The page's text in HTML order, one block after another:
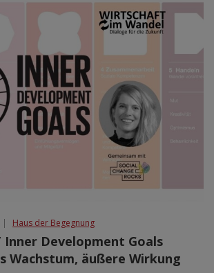
| Haus der Begegnung
Inner Development Goals
Wachstum, äußere Wirkung